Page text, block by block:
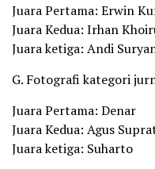
Juara Pertama: Erwin
Juara Kedua: Irhan
Juara ketiga: Andi
G. Fotografi kategori
Juara Pertama: Denar
Juara Kedua: Agus
Juara ketiga: Suharto